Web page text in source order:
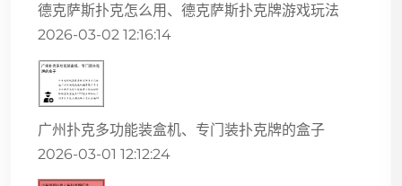
德克萨斯扑克怎么用、德克萨斯扑克牌游戏玩法
2026-03-02 12:16:14
广州扑克多功能装盒机、专门装扑克牌的盒子
2026-03-01 12:12:24